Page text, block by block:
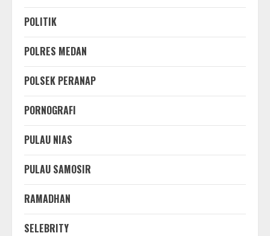
POLITIK
POLRES MEDAN
POLSEK PERANAP
PORNOGRAFI
PULAU NIAS
PULAU SAMOSIR
RAMADHAN
SELEBRITY